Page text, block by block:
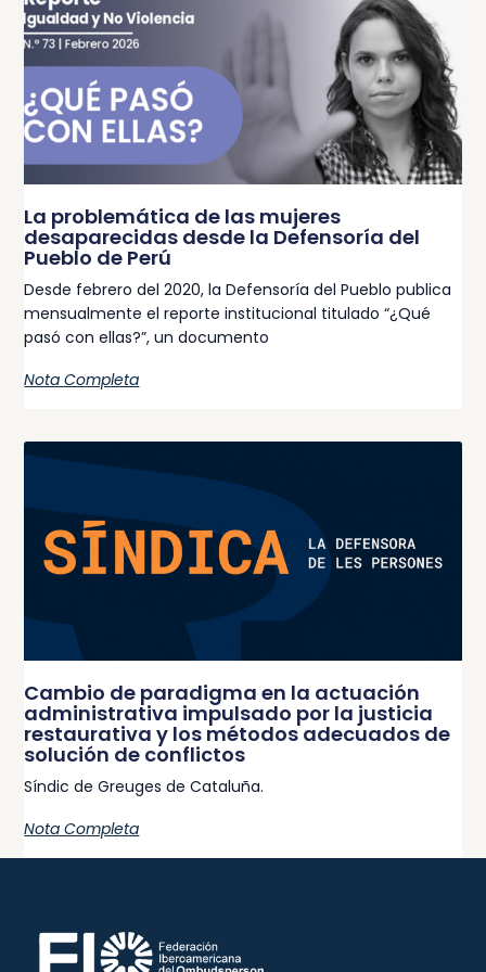
La problemática de las mujeres
desaparecidas desde la Defensoría del
Pueblo de Perú
Desde febrero del 2020, la Defensoría del Pueblo publica
mensualmente el reporte institucional titulado “¿Qué
pasó con ellas?”, un documento
Nota Completa
Cambio de paradigma en la actuación
administrativa impulsado por la justicia
restaurativa y los métodos adecuados de
solución de conflictos
Síndic de Greuges de Cataluña.
Nota Completa